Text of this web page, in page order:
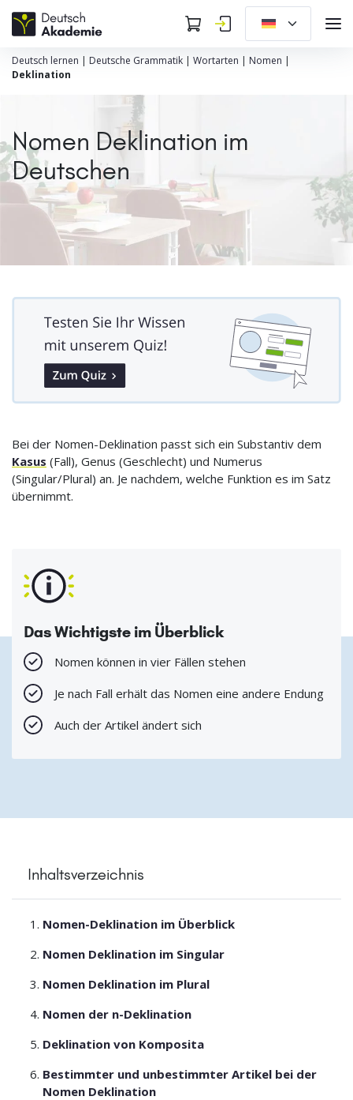
Deutsch lernen | Deutsche Grammatik | Wortarten | Nomen |
Deklination
Nomen Deklination im
Deutschen
Bei der Nomen-Deklination passt sich ein Substantiv dem
Kasus (Fall), Genus (Geschlecht) und Numerus
(Singular/Plural) an. Je nachdem, welche Funktion es im Satz
übernimmt.
Das Wichtigste im Überblick
Nomen können in vier Fällen stehen
Je nach Fall erhält das Nomen eine andere Endung
Auch der Artikel ändert sich
Inhaltsverzeichnis
Nomen-Deklination im Überblick
Nomen Deklination im Singular
Nomen Deklination im Plural
Nomen der n-Deklination
Deklination von Komposita
Bestimmter und unbestimmter Artikel bei der
Nomen Deklination